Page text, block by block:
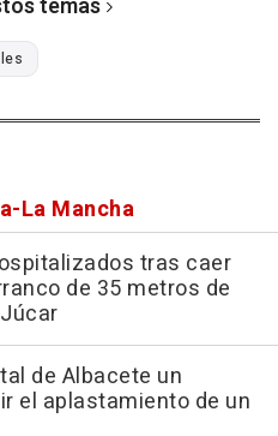
temas
La Mancha
tras caer
de 35 metros de
de Albacete un
el aplastamiento de un